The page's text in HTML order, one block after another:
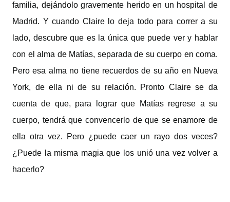
familia, dejándolo gravemente herido en un hospital de
Madrid. Y cuando Claire lo deja todo para correr a su
lado, descubre que es la única que puede ver y hablar
con el alma de Matías, separada de su cuerpo en coma.
Pero esa alma no tiene recuerdos de su año en Nueva
York, de ella ni de su relación. Pronto Claire se da
cuenta de que, para lograr que Matías regrese a su
cuerpo, tendrá que convencerlo de que se enamore de
ella otra vez. Pero ¿puede caer un rayo dos veces?
¿Puede la misma magia que los unió una vez volver a
hacerlo?